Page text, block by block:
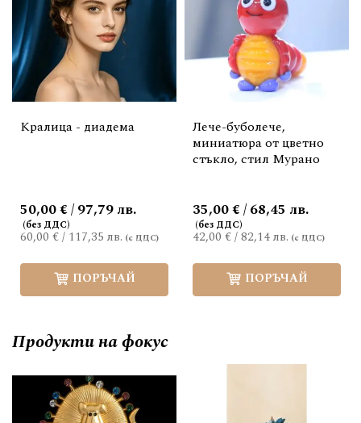
Кралица - диадема
60,00 €/ 117,35 лв.
50,00 € / 97,79 лв.
ПОРЪЧАЙ
Лече-буболече,
миниатюра от цветно
стъкло, стил Мурано
42,00 €/82,14 лв.
35,00 € / 68,45 лв.
ПОРЪЧАЙ
Продукти на фокус